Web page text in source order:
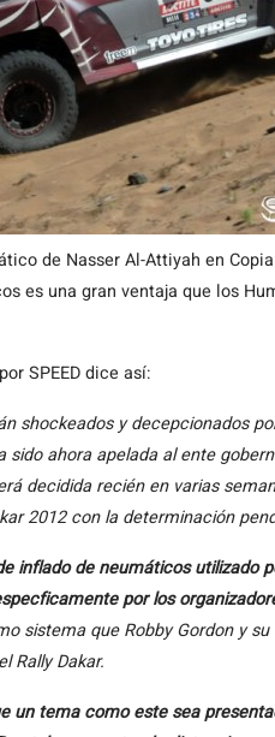
de Nasser Al-Attiyah en
es una gran ventaja que los
SPEED dice así:
shockeados y decepcionados
sido ahora apelada al ente
decidida recién en varias
2012 con la determinación
inflado de neumáticos utilizado
por los
sistema que Robby Gordon y
Rally Dakar.
un tema como este sea